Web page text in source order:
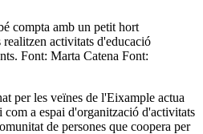
compta amb un petit hort
activitats d'educació
Font: Marta Catena Font:
per les veïnes de l'Eixample actua
a espai d'organització d'activitats
de persones que coopera per